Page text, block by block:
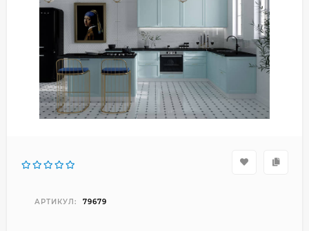
АРТИКУЛ: 79679